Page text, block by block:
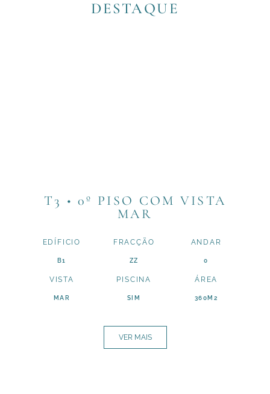
DESTAQUE
T3 • 0º PISO COM VISTA
MAR
EDÍFICIO
B1
FRACÇÃO
ZZ
ANDAR
0
VISTA
MAR
PISCINA
SIM
ÁREA
360M2
VER MAIS